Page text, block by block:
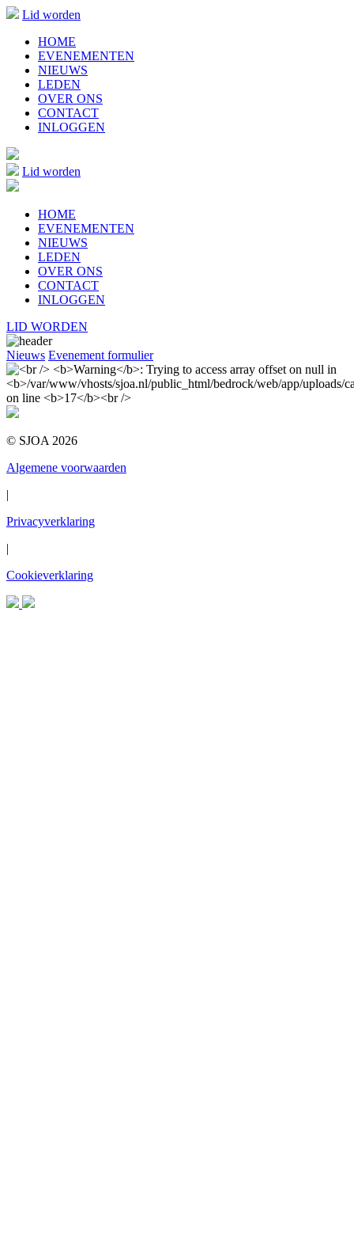
Lid worden
HOME
EVENEMENTEN
NIEUWS
LEDEN
OVER ONS
CONTACT
INLOGGEN
Lid worden
HOME
EVENEMENTEN
NIEUWS
LEDEN
OVER ONS
CONTACT
INLOGGEN
LID WORDEN
Nieuws Evenement formulier
© SJOA 2026
Algemene voorwaarden
|
Privacyverklaring
|
Cookieverklaring